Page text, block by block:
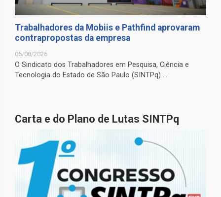
Trabalhadores da Mobiis e Pathfind aprovaram
contrapropostas da empresa
05/08/2026
O Sindicato dos Trabalhadores em Pesquisa, Ciência e
Tecnologia do Estado de São Paulo (SINTPq) ...
Carta e do Plano de Lutas SINTPq